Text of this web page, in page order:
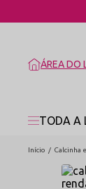
ÁREA DO
TODA A
Início Calcinha